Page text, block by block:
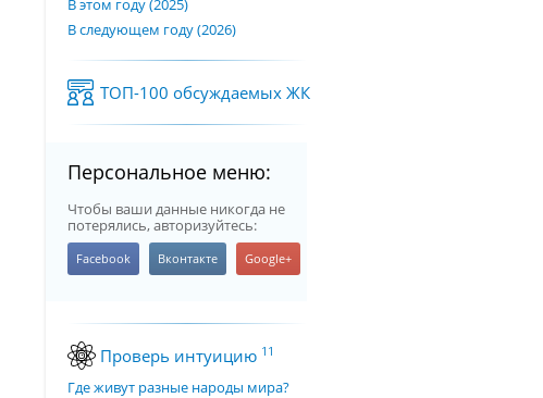
В этом году (2025)
В следующем году (2026)
ТОП-100 обсуждаемых ЖК
Персональное меню:
Чтобы ваши данные никогда не
потерялись, авторизуйтесь:
Проверь интуицию 11
Где живут разные народы мира?